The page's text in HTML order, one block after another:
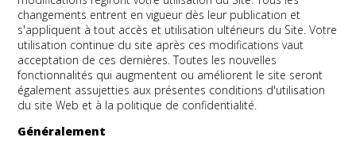
changements entrent en vigueur dès leur publication et
s'appliquent à tout accès et utilisation ultérieurs du Site. Votre
utilisation continue du site après ces modifications vaut
acceptation de ces dernières. Toutes les nouvelles
fonctionnalités qui augmentent ou améliorent le site seront
également assujetties aux présentes conditions d'utilisation
du site Web et à la politique de confidentialité.
Généralement